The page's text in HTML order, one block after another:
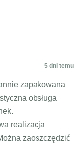
5 dni temu
zapakowana
obsługa
realizacja
zaoszczędzić